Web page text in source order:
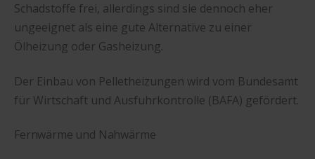
Schadstoffe frei, allerdings sind sie dennoch eher
ungeeignet als eine gute Alternative zu einer
Ölheizung oder Gasheizung.
Der Einbau von Pelletheizungen wird vom Bundesamt
für Wirtschaft und Ausfuhrkontrolle (BAFA) gefördert.
Fernwärme und Nahwärme